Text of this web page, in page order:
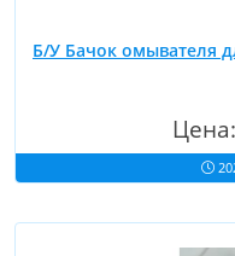
Б/У Бачок омывателя
Цена: